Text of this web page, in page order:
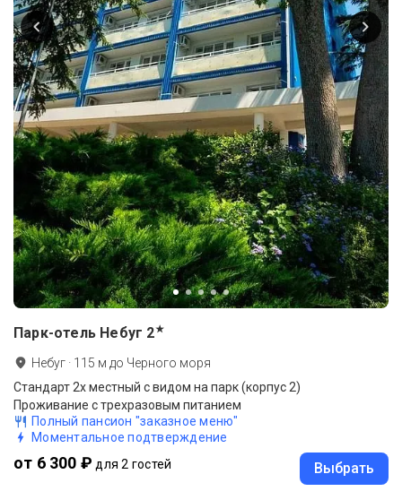
Парк-отель Небуг 2★
Небуг · 115 м до Черного моря
Стандарт 2х местный с видом на парк (корпус 2)
Проживание с трехразовым питанием
Полный пансион "заказное меню"
Моментальное подтверждение
от 6 300 ₽ для 2 гостей Выбрать